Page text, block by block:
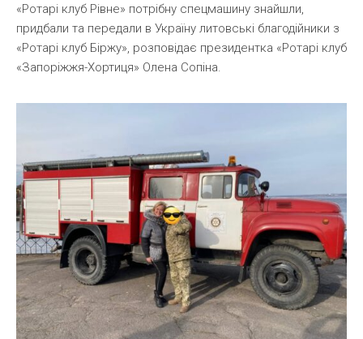
«Ротарі клуб Рівне» потрібну спецмашину знайшли,
придбали та передали в Україну литовські благодійники з
«Ротарі клуб Біржу», розповідає президентка «Ротарі клуб
«Запоріжжя-Хортиця» Олена Сопіна.